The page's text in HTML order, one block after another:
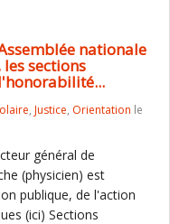
nationale
les sections
, Justice, Orientation le
général de
(physicien) est
publique, de l'action
(ici) Sections